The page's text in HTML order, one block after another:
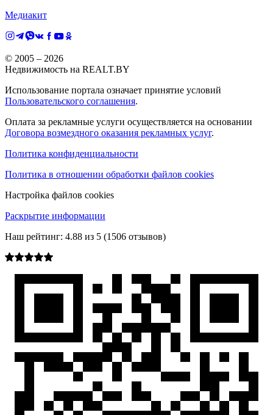
Медиакит
© 2005 – 2026
Недвижимость на REALT.BY
Использование портала означает принятие условий
Пользовательского соглашения.
Оплата за рекламные услуги осуществляется на основании
Договора возмездного оказания рекламных услуг.
Политика конфиденциальности
Политика в отношении обработки файлов cookies
Настройка файлов cookies
Раскрытие информации
Наш рейтинг: 4.88 из 5 (1506 отзывов)